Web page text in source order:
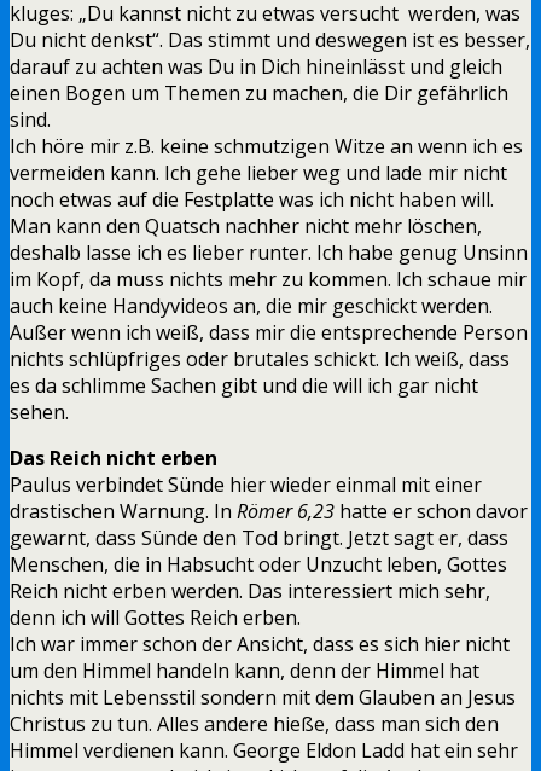
kluges: „Du kannst nicht zu etwas versucht werden, was
Du nicht denkst“. Das stimmt und deswegen ist es besser,
darauf zu achten was Du in Dich hineinlässt und gleich
einen Bogen um Themen zu machen, die Dir gefährlich
sind.
Ich höre mir z.B. keine schmutzigen Witze an wenn ich es
vermeiden kann. Ich gehe lieber weg und lade mir nicht
noch etwas auf die Festplatte was ich nicht haben will.
Man kann den Quatsch nachher nicht mehr löschen,
deshalb lasse ich es lieber runter. Ich habe genug Unsinn
im Kopf, da muss nichts mehr zu kommen. Ich schaue mir
auch keine Handyvideos an, die mir geschickt werden.
Außer wenn ich weiß, dass mir die entsprechende Person
nichts schlüpfriges oder brutales schickt. Ich weiß, dass
es da schlimme Sachen gibt und die will ich gar nicht
sehen.
Das Reich nicht erben
Paulus verbindet Sünde hier wieder einmal mit einer
drastischen Warnung. In Römer 6,23 hatte er schon davor
gewarnt, dass Sünde den Tod bringt. Jetzt sagt er, dass
Menschen, die in Habsucht oder Unzucht leben, Gottes
Reich nicht erben werden. Das interessiert mich sehr,
denn ich will Gottes Reich erben.
Ich war immer schon der Ansicht, dass es sich hier nicht
um den Himmel handeln kann, denn der Himmel hat
nichts mit Lebensstil sondern mit dem Glauben an Jesus
Christus zu tun. Alles andere hieße, dass man sich den
Himmel verdienen kann. George Eldon Ladd hat ein sehr